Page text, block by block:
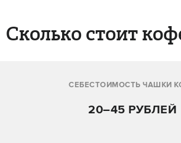
Сколько стоит
СЕБЕСТОИМОСТЬ ЧАШКИ
20–45 РУБЛЕЙ